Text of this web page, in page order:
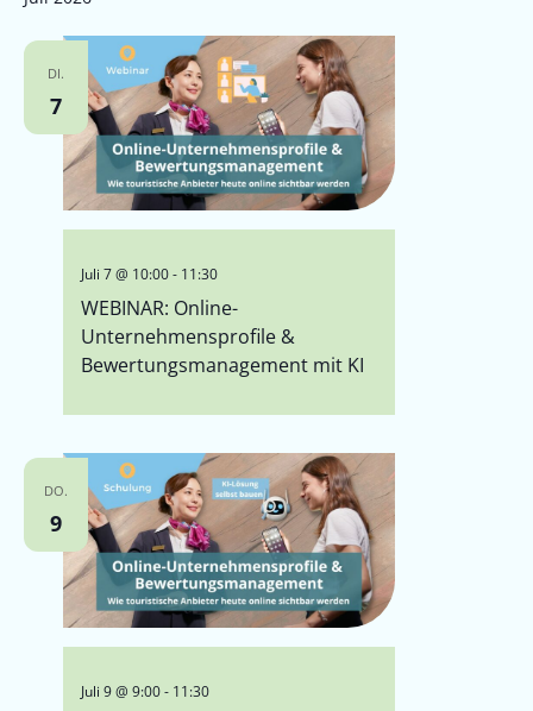
DI.
7
WEBINAR: Online-
Unternehmensprofile &
Bewertungsmanagement mit KI
Juli 7 @ 10:00- 11:30
DO.
9
Juli 9 @ 9:00- 11:30